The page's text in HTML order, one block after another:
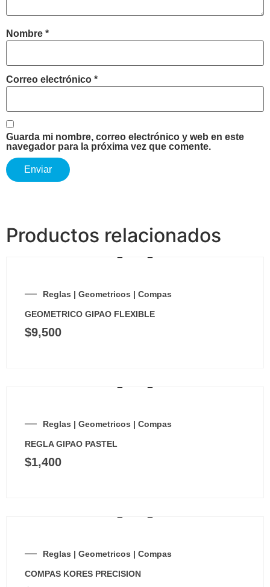
Nombre *
Correo electrónico *
Guarda mi nombre, correo electrónico y web en este
navegador para la próxima vez que comente.
Productos relacionados
Reglas | Geometricos | Compas
GEOMETRICO GIPAO FLEXIBLE
$9,500
Reglas | Geometricos | Compas
REGLA GIPAO PASTEL
$1,400
Reglas | Geometricos | Compas
COMPAS KORES PRECISION